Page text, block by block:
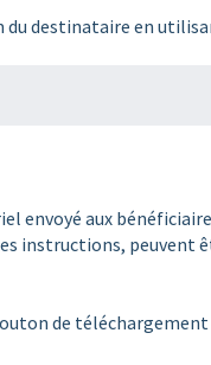
destinataire en
envoyé aux
instructions, peuvent
de téléchargement